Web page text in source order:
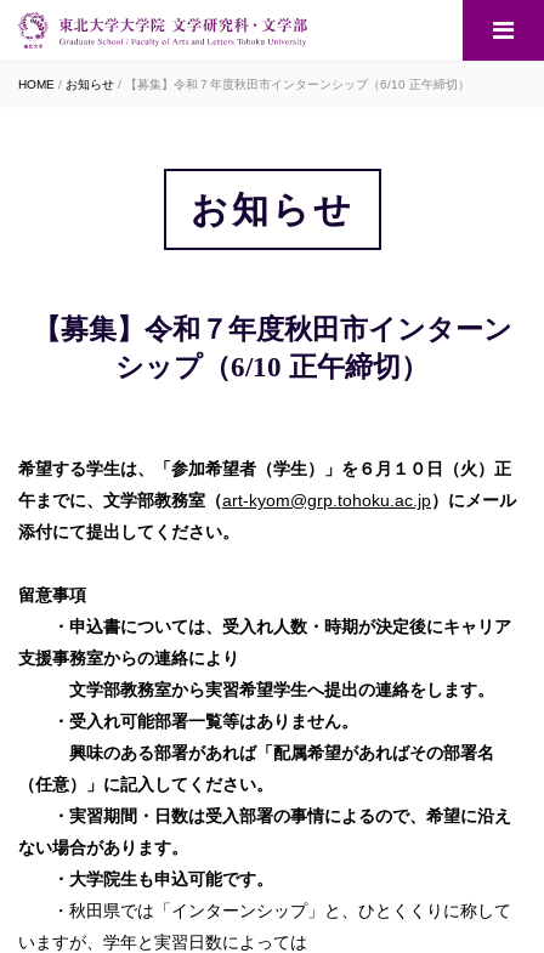
HOME お知らせ 【募集】令和７年度秋田市インターンシップ（6/10 正午締切）
お知らせ
【募集】令和７年度秋田市インターン
シップ（6/10 正午締切）
希望する学生は、「参加希望者（学生）」を６月１０日（火）正
午までに、文学部教務室（art-kyom@grp.tohoku.ac.jp）にメール
添付にて提出してください。
留意事項
・申込書については、受入れ人数・時期が決定後にキャリア
支援事務室からの連絡により
文学部教務室から実習希望学生へ提出の連絡をします。
・受入れ可能部署一覧等はありません。
興味のある部署があれば「配属希望があればその部署名
（任意）」に記入してください。
・実習期間・日数は受入部署の事情によるので、希望に沿え
ない場合があります。
・大学院生も申込可能です。
・秋田県では「インターンシップ」と、ひとくくりに称して
いますが、学年と実習日数によっては